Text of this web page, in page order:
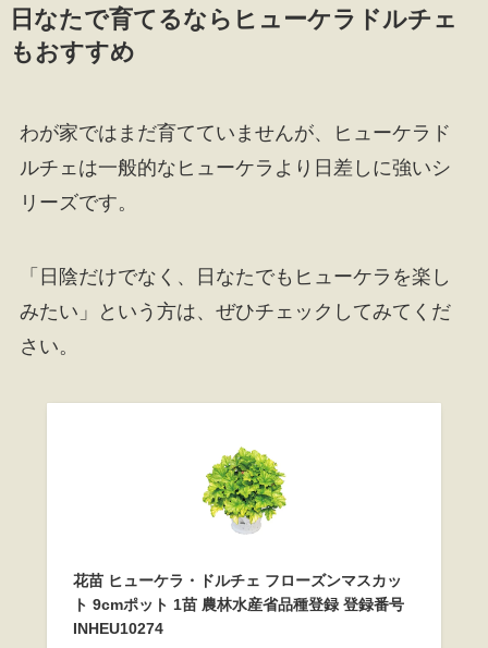
日なたで育てるならヒューケラドルチェ
もおすすめ
わが家ではまだ育てていませんが、ヒューケラド
ルチェは一般的なヒューケラより日差しに強いシ
リーズです。
「日陰だけでなく、日なたでもヒューケラを楽し
みたい」という方は、ぜひチェックしてみてくだ
さい。
花苗 ヒューケラ・ドルチェ フローズンマスカッ
ト 9cmポット 1苗 農林水産省品種登録 登録番号
INHEU10274